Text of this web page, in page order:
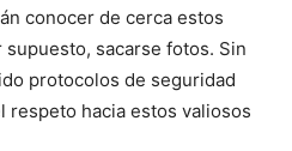
conocer de cerca estos
sacarse fotos. Sin
protocolos de seguridad
respeto hacia estos valiosos